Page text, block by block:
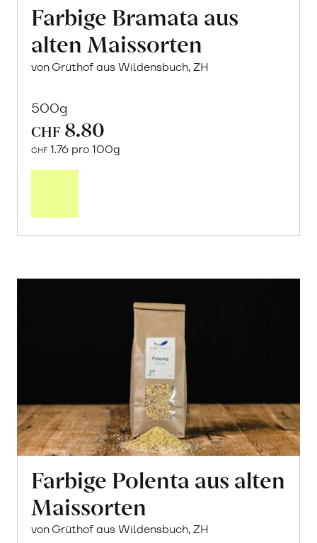
Farbige Bramata aus
alten Maissorten
von Grüthof aus Wildensbuch, ZH
500g
CHF 8.80
CHF 1.76 pro 100g
Farbige Polenta aus alten
Maissorten
von Grüthof aus Wildensbuch, ZH